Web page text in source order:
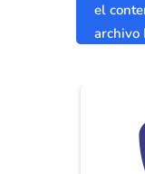
el
archivo